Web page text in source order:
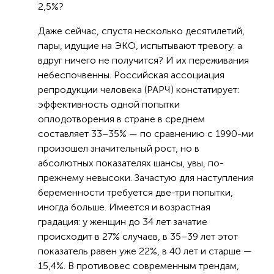
2,5%?
Даже сейчас, спустя несколько десятилетий,
пары, идущие на ЭКО, испытывают тревогу: а
вдруг ничего не получится? И их переживания
небеспочвенны. Российская ассоциация
репродукции человека (РАРЧ) констатирует:
эффективность одной попытки
оплодотворения в стране в среднем
составляет 33–35% — по сравнению с 1990-ми
произошел значительный рост, но в
абсолютных показателях шансы, увы, по-
прежнему невысоки. Зачастую для наступления
беременности требуется две-три попытки,
иногда больше. Имеется и возрастная
градация: у женщин до 34 лет зачатие
происходит в 27% случаев, в 35–39 лет этот
показатель равен уже 22%, в 40 лет и старше —
15,4%. В противовес современным трендам,